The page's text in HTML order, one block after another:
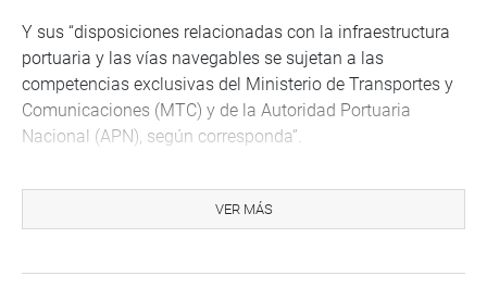
Y sus “disposiciones relacionadas con la infraestructura
portuaria y las vías navegables se sujetan a las
competencias exclusivas del Ministerio de Transportes y
Comunicaciones (MTC) y de la Autoridad Portuaria
Nacional (APN), según corresponda”.
Complementarias Finales.
costo-beneficio de la presente iniciativa no debe limitarse
VER MÁS